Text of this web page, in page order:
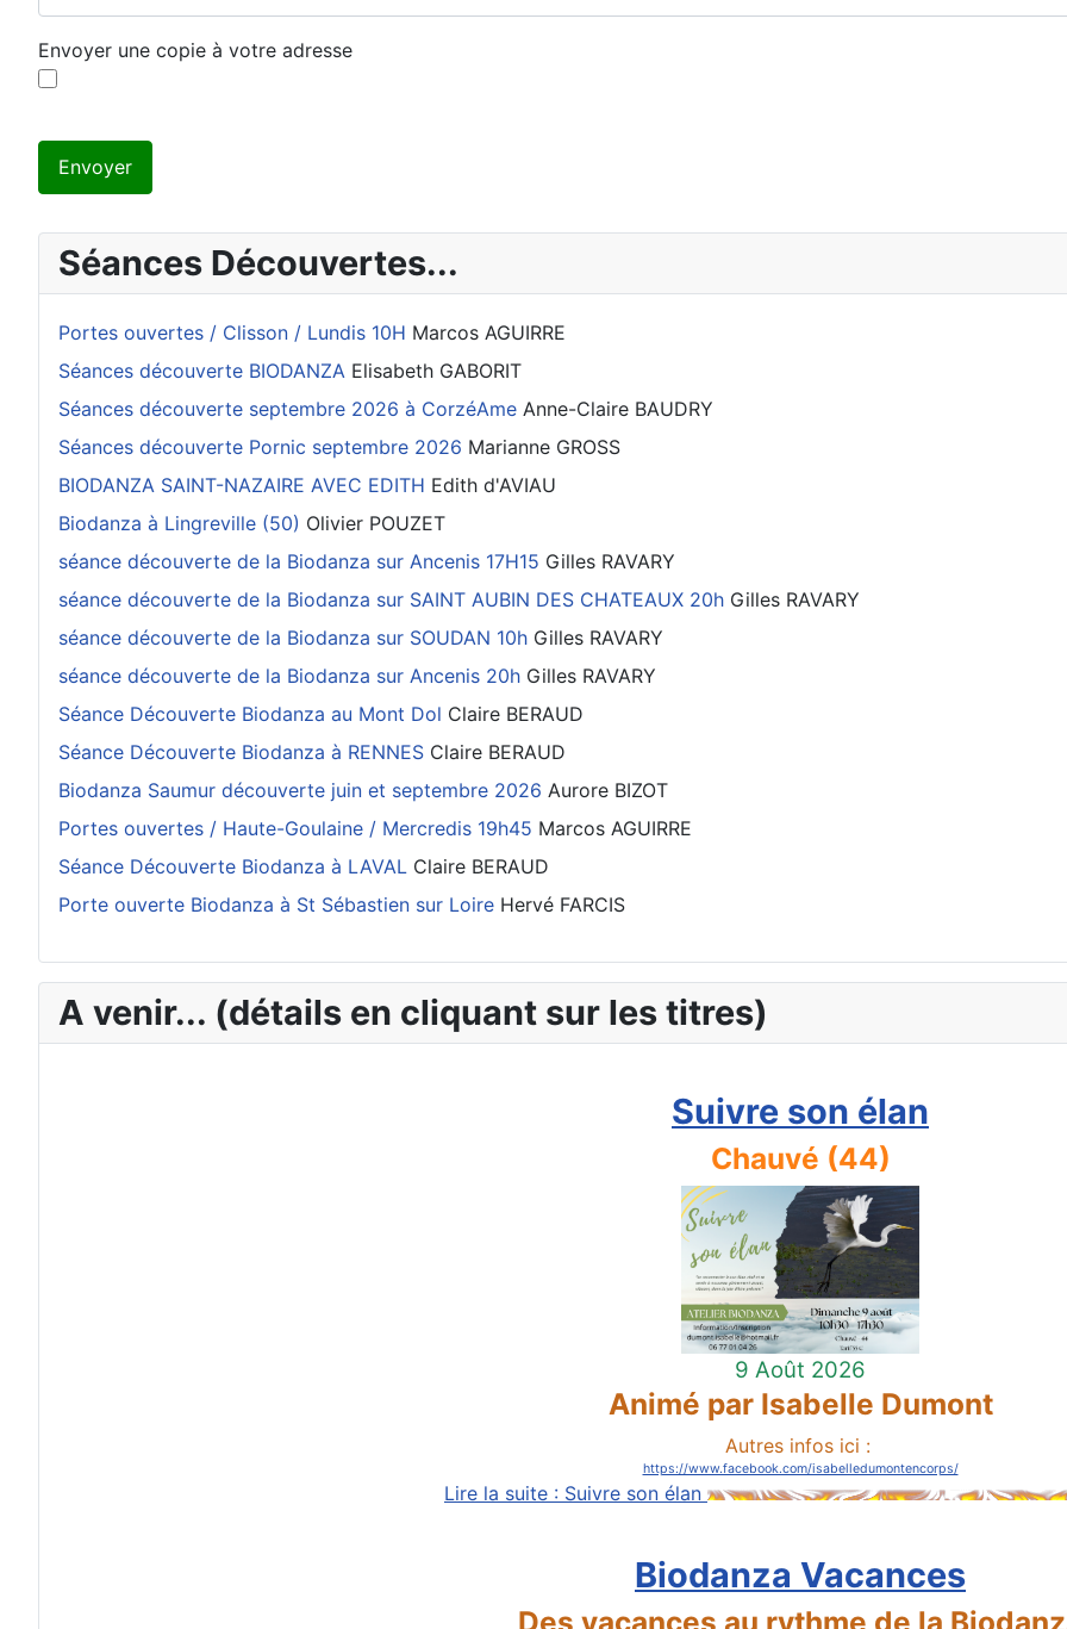
Envoyer une copie à votre adresse
Envoyer
Séances Découvertes...
Portes ouvertes / Clisson / Lundis 10H Marcos AGUIRRE
Séances découverte BIODANZA Elisabeth GABORIT
Séances découverte septembre 2026 à CorzéAme Anne-Claire BAUDRY
Séances découverte Pornic septembre 2026 Marianne GROSS
BIODANZA SAINT-NAZAIRE AVEC EDITH Edith d'AVIAU
Biodanza à Lingreville (50) Olivier POUZET
séance découverte de la Biodanza sur Ancenis 17H15 Gilles RAVARY
séance découverte de la Biodanza sur SAINT AUBIN DES CHATEAUX 20h Gilles RAVARY
séance découverte de la Biodanza sur SOUDAN 10h Gilles RAVARY
séance découverte de la Biodanza sur Ancenis 20h Gilles RAVARY
Séance Découverte Biodanza au Mont Dol Claire BERAUD
Séance Découverte Biodanza à RENNES Claire BERAUD
Biodanza Saumur découverte juin et septembre 2026 Aurore BIZOT
Portes ouvertes / Haute-Goulaine / Mercredis 19h45 Marcos AGUIRRE
Séance Découverte Biodanza à LAVAL Claire BERAUD
Porte ouverte Biodanza à St Sébastien sur Loire Hervé FARCIS
A venir... (détails en cliquant sur les titres)
Suivre son élan
Chauvé (44)
9 Août 2026
Animé par Isabelle Dumont
Autres infos ici :
https://www.facebook.com/isabelledumontencorps/
Lire la suite : Suivre son élan
Biodanza Vacances